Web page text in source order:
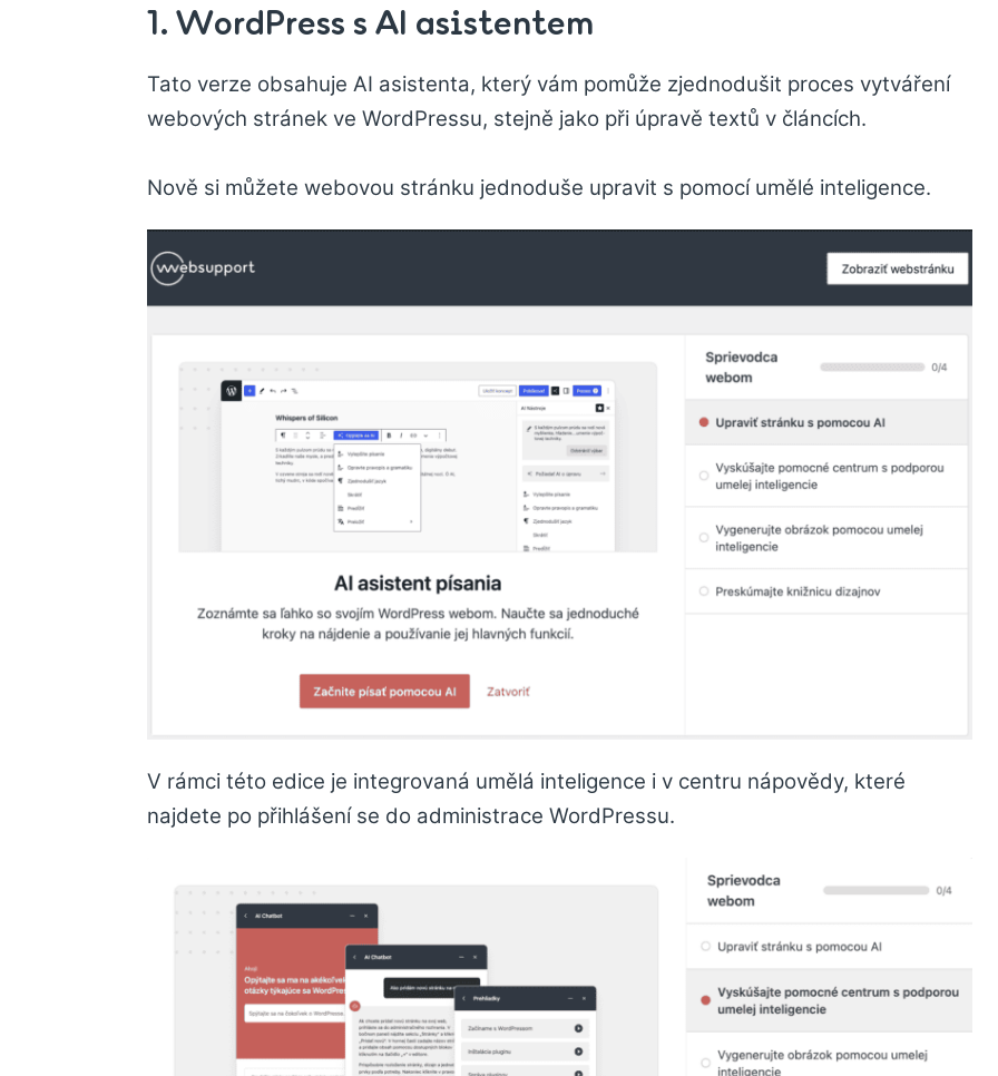
1. WordPress s AI asistentem
Tato verze obsahuje AI asistenta, který vám pomůže zjednodušit proces vytváření
webových stránek ve WordPressu, stejně jako při úpravě textů v článcích.
Nově si můžete webovou stránku jednoduše upravit s pomocí umělé inteligence.
V rámci této edice je integrovaná umělá inteligence i v centru nápovědy, které
najdete po přihlášení se do administrace WordPressu.